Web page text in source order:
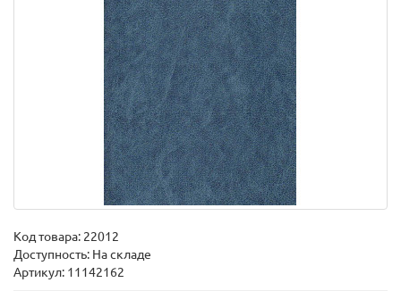
Код товара: 22012
Доступность: На складе
Артикул: 11142162